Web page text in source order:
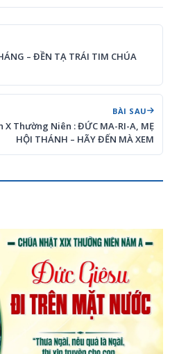
– ĐỀN TẠ TRÁI TIM CHÚA
BÀI SAU
X Thường Niên : ĐỨC MA-RI-A, MẸ
HỘI THÁNH – HÃY ĐẾN MÀ XEM